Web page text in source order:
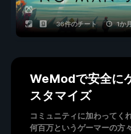
36件のチート 1か
WeModで安全に
スタマイズ
コミュニティに加わってく
何百万というゲーマーの方